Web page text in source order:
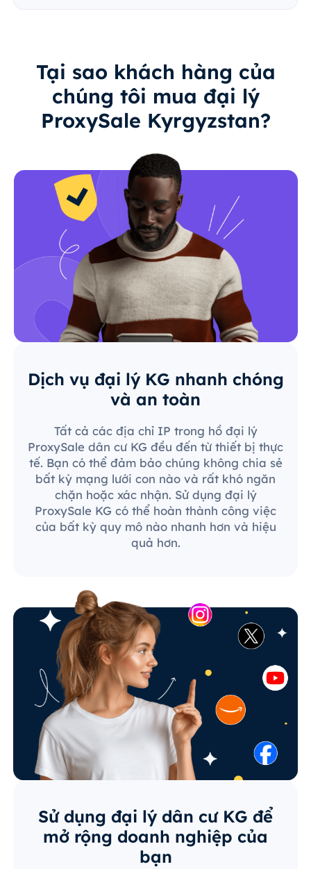
Tại sao khách hàng của
chúng tôi mua đại lý
ProxySale Kyrgyzstan?
Dịch vụ đại lý KG nhanh chóng
và an toàn
Tất cả các địa chỉ IP trong hồ đại lý
ProxySale dân cư KG đều đến từ thiết bị thực
tế. Bạn có thể đảm bảo chúng không chia sẻ
bất kỳ mạng lưới con nào và rất khó ngăn
chặn hoặc xác nhận. Sử dụng đại lý
ProxySale KG có thể hoàn thành công việc
của bất kỳ quy mô nào nhanh hơn và hiệu
quả hơn.
Sử dụng đại lý dân cư KG để
mở rộng doanh nghiệp của
bạn